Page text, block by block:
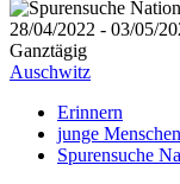
28/04/2022 - 03/05/
Ganztägig
Auschwitz
Erinnern
junge Menschen
Spurensuche